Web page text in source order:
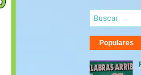
Populares